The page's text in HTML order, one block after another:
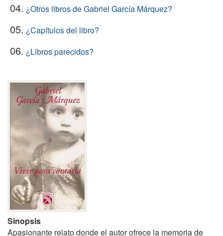
04. ¿Otros libros de Gabriel García Márquez?
05. ¿Capítulos del libro?
06. ¿Libros parecidos?
Sinopsis
Apasionante relato donde el autor ofrece la memoria de